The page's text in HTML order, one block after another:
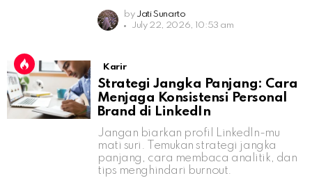
by Jati Sunarto
July 22, 2026, 10:53 am
Karir
Strategi Jangka Panjang: Cara
Menjaga Konsistensi Personal
Brand di LinkedIn
Jangan biarkan profil LinkedIn-mu
mati suri. Temukan strategi jangka
panjang, cara membaca analitik, dan
tips menghindari burnout.